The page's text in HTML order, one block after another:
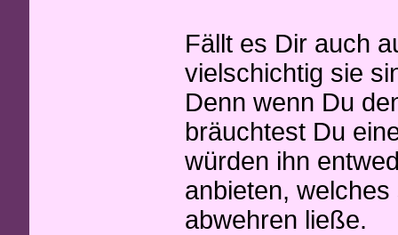
Fällt es Dir auch
vielschichtig sie
Denn wenn Du
bräuchtest Du
würden ihn
anbieten,
abwehren ließe.